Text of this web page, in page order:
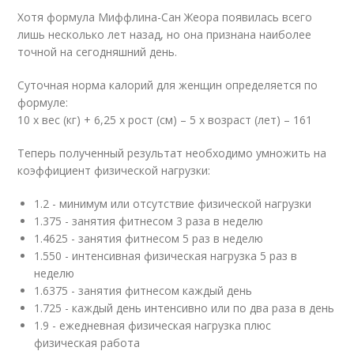
Хотя формула Миффлина-Сан Жеора появилась всего
лишь несколько лет назад, но она признана наиболее
точной на сегодняшний день.
Суточная норма калорий для женщин определяется по
формуле:
10 х вес (кг) + 6,25 х рост (см) – 5 х возраст (лет) – 161
Теперь полученный результат необходимо умножить на
коэффициент физической нагрузки:
1.2 - минимум или отсутствие физической нагрузки
1.375 - занятия фитнесом 3 раза в неделю
1.4625 - занятия фитнесом 5 раз в неделю
1.550 - интенсивная физическая нагрузка 5 раз в
неделю
1.6375 - занятия фитнесом каждый день
1.725 - каждый день интенсивно или по два раза в день
1.9 - ежедневная физическая нагрузка плюс
физическая работа